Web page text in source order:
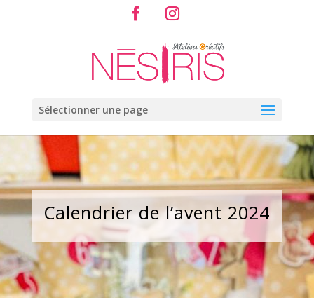
Sélectionner une page
Calendrier de l’avent 2024